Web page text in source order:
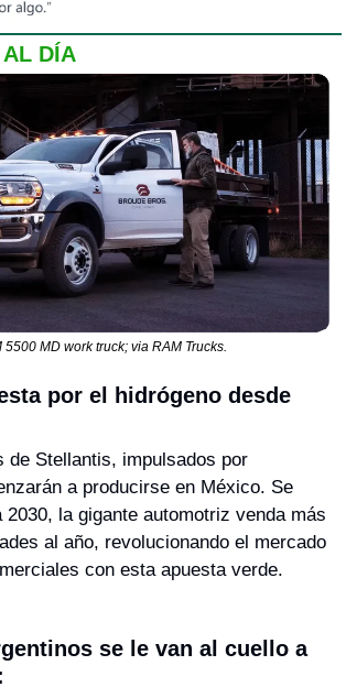
AL DÍA
5500 MD work truck; via RAM Trucks.
por el hidrógeno desde
de Stellantis, impulsados por
a producirse en México. Se
2030, la gigante automotriz venda más
al año, revolucionando el mercado
con esta apuesta verde.
se le van al cuello a